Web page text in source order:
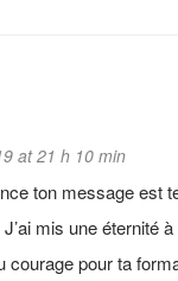
at 21 h 10 min
ton message est
mis une éternité
courage pour ta